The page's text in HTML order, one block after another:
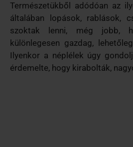
Természetükből adódóan az
általában lopások, rablások,
szoktak lenni, még jobb,
különlegesen gazdag,
Ilyenkor a néplélek úgy
érdemelte, hogy kirabolták,